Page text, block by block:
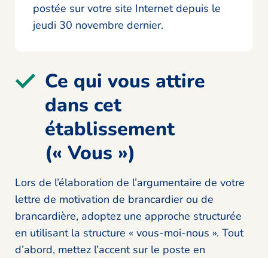
postée sur votre site Internet depuis le
jeudi 30 novembre dernier.
Ce qui vous attire
dans cet
établissement
(« Vous »)
Lors de l’élaboration de l’argumentaire de votre
lettre de motivation de brancardier ou de
brancardière, adoptez une approche structurée
en utilisant la structure « vous-moi-nous ». Tout
d’abord, mettez l’accent sur le poste en